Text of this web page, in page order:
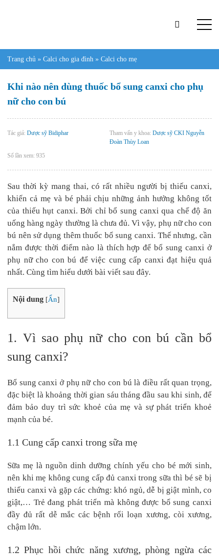
Trang chủ » Calci cho gia đình » Calci cho mẹ
Khi nào nên dùng thuốc bổ sung canxi cho phụ
nữ cho con bú
Tác giả: Dược sỹ Bidiphar Tham vấn y khoa: Dược sỹ CKI Nguyễn
Đoàn Thùy Loan
Số lần xem: 935
Sau thời kỳ mang thai, có rất nhiều người bị thiếu canxi,
khiến cả mẹ và bé phải chịu những ảnh hưởng không tốt
của thiếu hụt canxi. Bởi chỉ bổ sung canxi qua chế độ ăn
uống hàng ngày thường là chưa đủ. Vì vậy, phụ nữ cho con
bú nên sử dụng thêm thuốc bổ sung canxi. Thế nhưng, cần
nắm được thời điểm nào là thích hợp để bổ sung canxi ở
phụ nữ cho con bú để việc cung cấp canxi đạt hiệu quả
nhất. Cùng tìm hiểu dưới bài viết sau đây.
Nội dung [Ẩn]
1. Vì sao phụ nữ cho con bú cần bổ
sung canxi?
Bổ sung canxi ở phụ nữ cho con bú là điều rất quan trọng,
đặc biệt là khoảng thời gian sáu tháng đầu sau khi sinh, để
đảm bảo duy trì sức khoẻ của mẹ và sự phát triển khoẻ
mạnh của bé.
1.1 Cung cấp canxi trong sữa mẹ
Sữa mẹ là nguồn dinh dưỡng chính yếu cho bé mới sinh,
nên khi mẹ không cung cấp đủ canxi trong sữa thì bé sẽ bị
thiếu canxi và gặp các chứng: khó ngủ, dễ bị giật mình, co
giật,… Trẻ đang phát triển mà không được bổ sung canxi
đầy đủ rất dễ mắc các bệnh rối loạn xương, còi xương,
chậm lớn.
1.2 Phục hồi chức năng xương, phòng ngừa các